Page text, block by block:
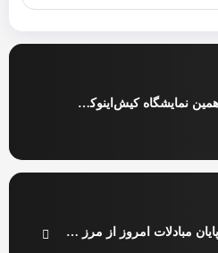
آغاز به‌کار دوازدهمین نمایشگاه کیش‌اینوکس از هفته آینده
ارزش معاملات خرد سهام در پایان مبادلات امروز از مرز ۱۳.۷ همت عبور کرد